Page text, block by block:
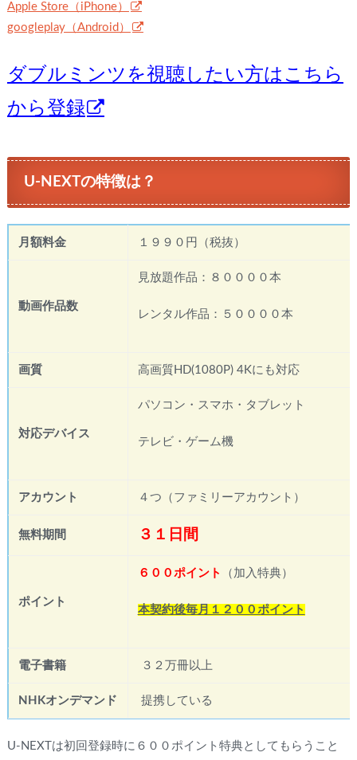
Apple Store（iPhone）
googleplay（Android）
ダブルミンツを視聴したい方はこちら
から登録
U-NEXTの特徴は？
月額料金 １９９０円（税抜）
動画作品数
見放題作品：８００００本
レンタル作品：５００００本
画質 高画質HD(1080P) 4Kにも対応
対応デバイス
パソコン・スマホ・タブレット
テレビ・ゲーム機
アカウント ４つ（ファミリーアカウント）
無料期間 ３１日間
ポイント
６００ポイント （加入特典）
本契約後毎月１２００ポイント
電子書籍 ３２万冊以上
NHKオンデマンド 提携している
U-NEXTは初回登録時に６００ポイント特典としてもらうこと